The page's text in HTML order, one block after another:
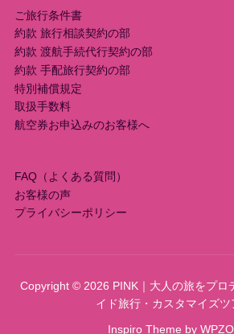
ご旅行条件書
約款 旅行相談契約の部
約款 渡航手続代行契約の部
約款 手配旅行契約の部
特別補償規定
取扱手数料
航空券お申込みのお客様へ
FAQ（よくある質問）
お客様の声
プライバシーポリシー
Copyright © 2026 PINK｜大人の旅をプロ
イド旅行・カスタマイズツ
Inspiro Theme by